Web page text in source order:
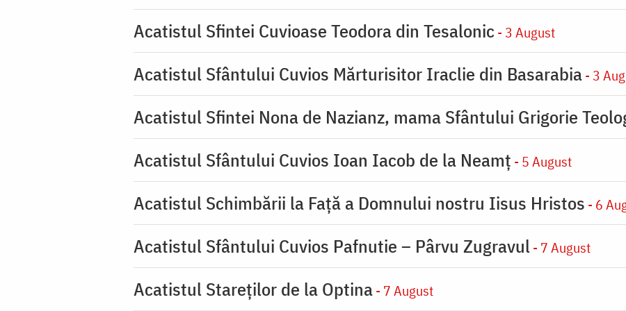
Acatistul Sfintei Cuvioase Teodora din Tesalonic - 3 August
Acatistul Sfântului Cuvios Mărturisitor Iraclie din Basarabia- 3
Acatistul Sfintei Nona de Nazianz, mama Sfântului Grigorie
Acatistul Sfântului Cuvios Ioan Iacob de la Neamț - 5 August
Acatistul Schimbării la Faţă a Domnului nostru Iisus Hristos - 6
Acatistul Sfântului Cuvios Pafnutie – Pârvu Zugravul - 7 August
Acatistul Stareţilor de la Optina- 7 August